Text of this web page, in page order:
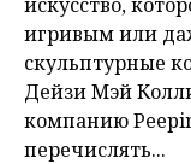
игривым или
скульптурные
Дейзи Мэй
компанию
перечислять...